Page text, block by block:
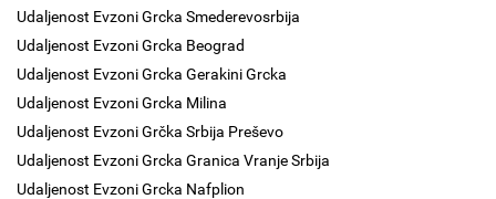
Udaljenost Evzoni Grcka Smederevosrbija
Udaljenost Evzoni Grcka Beograd
Udaljenost Evzoni Grcka Gerakini Grcka
Udaljenost Evzoni Grcka Milina
Udaljenost Evzoni Grčka Srbija Preševo
Udaljenost Evzoni Grcka Granica Vranje Srbija
Udaljenost Evzoni Grcka Nafplion